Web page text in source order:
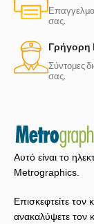
σας.
Σύντομες
σας.
Αυτό είναι το
Metrographics.
Επισκεφτείτε τον
ανακαλύψετε τον